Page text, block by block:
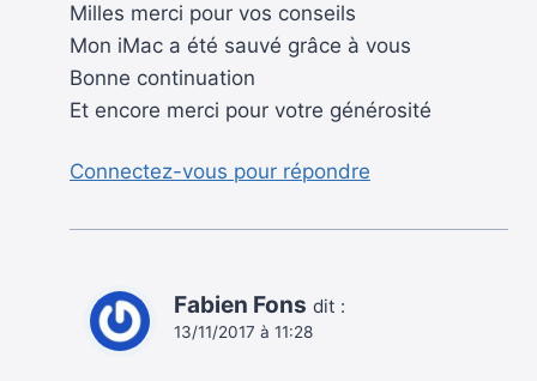
Milles merci pour vos conseils
Mon iMac a été sauvé grâce à vous
Bonne continuation
Et encore merci pour votre générosité
Connectez-vous pour répondre
Fabien Fons dit :
13/11/2017 à 11:28